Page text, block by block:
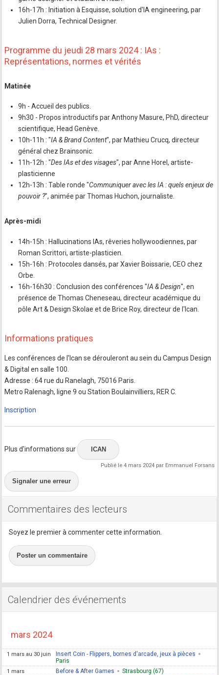
16h-17h : Initiation à Esquisse, solution d'IA engineering, par
Julien Dorra, Technical Designer.
Programme du jeudi 28 mars 2024 : IAs :
Représentations, normes et vérités
Matinée
9h - Accueil des publics.
9h30 - Propos introductifs par Anthony Masure, PhD, directeur
scientifique, Head Genève.
10h-11h : "IA & Brand Content", par Mathieu Crucq, directeur
général chez Brainsonic.
11h-12h : "Des IAs et des visages", par Anne Horel, artiste-
plasticienne
12h-13h : Table ronde "Communiquer avec les IA : quels enjeux de
pouvoir ?", animée par Thomas Huchon, journaliste.
Après-midi
14h-15h : Hallucinations IAs, rêveries hollywoodiennes, par
Roman Scrittori, artiste-plasticien.
15h-16h : Protocoles dansés, par Xavier Boissarie, CEO chez
Orbe.
16h-16h30 : Conclusion des conférences "IA & Design", en
présence de Thomas Cheneseau, directeur académique du
pôle Art & Design Skolae et de Brice Roy, directeur de l'Ican.
Informations pratiques
Les conférences de l'Ican se dérouleront au sein du Campus Design
& Digital en salle 100.
Adresse : 64 rue du Ranelagh, 75016 Paris.
Metro Ralenagh, ligne 9 ou Station Boulainvilliers, RER C.
Inscription
Plus d'informations sur ICAN
Publié le 4 mars 2024 par Emmanuel Forsans
Signaler une erreur
Commentaires des lecteurs
Soyez le premier à commenter cette information.
Poster un commentaire
Calendrier des événements
mars 2024
1 mars au 30 juin
Insert Coin - Flippers, bornes d'arcade, jeux à pièces
Paris
1 mars Before & After Games Strasbourg (67)